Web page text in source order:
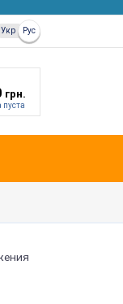
Укр Рус
грн.
пуста